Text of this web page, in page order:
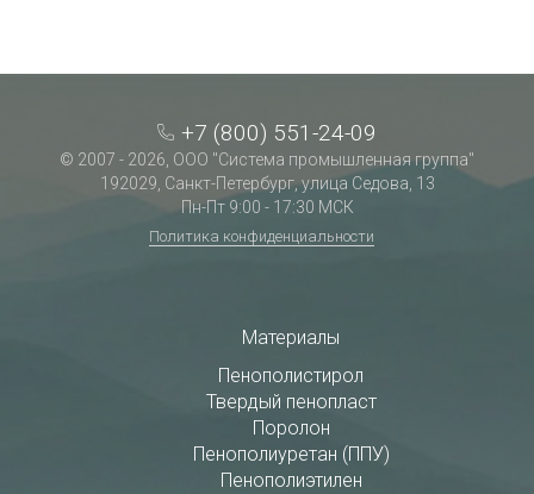
+7 (800) 551-24-09
© 2007 - 2026, ООО "Система промышленная группа"
192029, Санкт-Петербург, улица Седова, 13
Пн-Пт 9:00 - 17:30 МСК
Политика конфиденциальности
Материалы
Пенополистирол
Твердый пенопласт
Поролон
Пенополиуретан (ППУ)
Пенополиэтилен